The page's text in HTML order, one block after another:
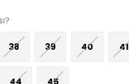
38 39 40 41
44 45